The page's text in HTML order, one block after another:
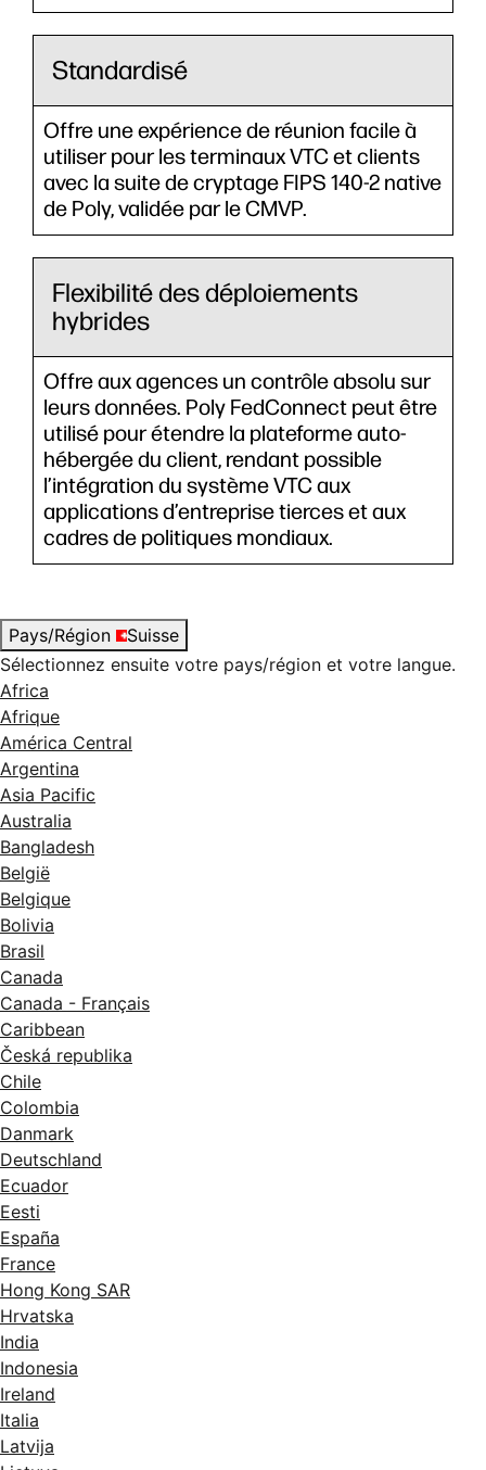
Standardisé
Offre une expérience de réunion facile à
utiliser pour les terminaux VTC et clients
avec la suite de cryptage FIPS 140-2 native
de Poly, validée par le CMVP.
Flexibilité des déploiements
hybrides
Offre aux agences un contrôle absolu sur
leurs données. Poly FedConnect peut être
utilisé pour étendre la plateforme auto-
hébergée du client, rendant possible
l’intégration du système VTC aux
applications d’entreprise tierces et aux
cadres de politiques mondiaux.
Pays/Région
Suisse
Sélectionnez ensuite votre pays/région et votre langue.
Africa
Afrique
América Central
Argentina
Asia Pacific
Australia
Bangladesh
België
Belgique
Bolivia
Brasil
Canada
Canada - Français
Caribbean
Česká republika
Chile
Colombia
Danmark
Deutschland
Ecuador
Eesti
España
France
Hong Kong SAR
Hrvatska
India
Indonesia
Ireland
Italia
Latvija